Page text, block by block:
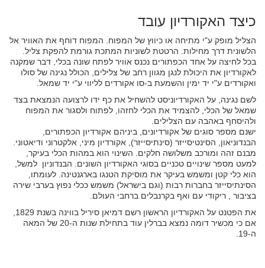
כיצד האקורדיון עובד
הצליל מופק ע"י מתיחה או כיווץ של המפוח. המפוח דוחף את האוויר אל
הלשונית דרך מחילות. הרטטת לשוניות המתכת גורמת להפקת צליל.
בכל לחיצה על אחד הכפתורים נכנס אוויר לפתח שונה בכלי, דבר שמקנה
לאקורדיון את היכולת לנגן מגוון רחב של צלילים, הכולל נגינה של סולו
ואקורדים ע"י יד ימין והשמעת ב-סו אקורדים לליווי ע"י יד שמאל.
לשם נגינה, על האקורדיוניסט להשחיל את כף ידו לרצועה הנמצאת בצד
שמאל של הכלי, להצמיד את הכלי לחזהו, לפתוח ולסגור את המפוח
ולהיסחף באהבה עם הצלילים.
ישנם מספר סוגים של אקורדיונים, ביניהם אקורדיון הכפתורים,
הבנדוניאון, הסינטיסייזר (סינתיסייזר), אקורדיון מיני, אלקטרוני ודיאטוני.
מבנם זהה ומורכב משלושה חלקים. השינוי הוא במהות הכלי בעיקר,
למעט מספר שינויים טכניים בסוגי האקורדיון השונים. הבנדוניון למשל,
הוא כלי קטן ומשמש בעיקר את מוסיקת הטנגו בארגנטינה. לעומתו,
הסינתיסייזר בחברות רבות (וגם בישראל) משמש ככלי נפוץ בערבי שירה
בציבור , ריקודי עם ואף בקרנבלים ברחבי העולם.
אם כי מכשיר דומה נמצא בברלין עוד בתחילת שנות ה-20 של המאה
ה-19.